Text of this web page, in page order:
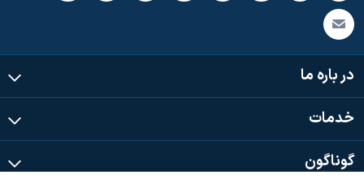
در باره ما
خدمات
گوناگون